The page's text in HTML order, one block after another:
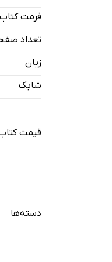
فرمت کتاب
تعداد
زبان
شابک
قیمت
دسته‌ها